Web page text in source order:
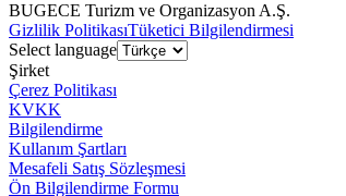
BUGECE Turizm ve Organizasyon A.Ş.
Gizlilik PolitikasıTüketici Bilgilendirmesi
Select language
Şirket
Çerez Politikası
KVKK
Bilgilendirme
Kullanım Şartları
Mesafeli Satış Sözleşmesi
Ön Bilgilendirme Formu